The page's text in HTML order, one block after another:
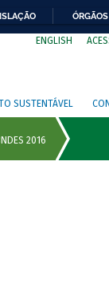
ENGLISH
SUSTENTÁVEL